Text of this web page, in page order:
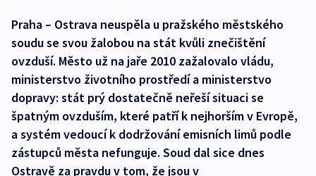
Praha – Ostrava neuspěla u pražského městského
soudu se svou žalobou na stát kvůli znečištění
ovzduší. Město už na jaře 2010 zažalovalo vládu,
ministerstvo životního prostředí a ministerstvo
dopravy: stát prý dostatečně neřeší situaci se
špatným ovzduším, které patří k nejhorším v Evropě,
a systém vedoucí k dodržování emisních limů podle
zástupců města nefunguje. Soud dal sice dnes
Ostravě za pravdu v tom, že jsou v